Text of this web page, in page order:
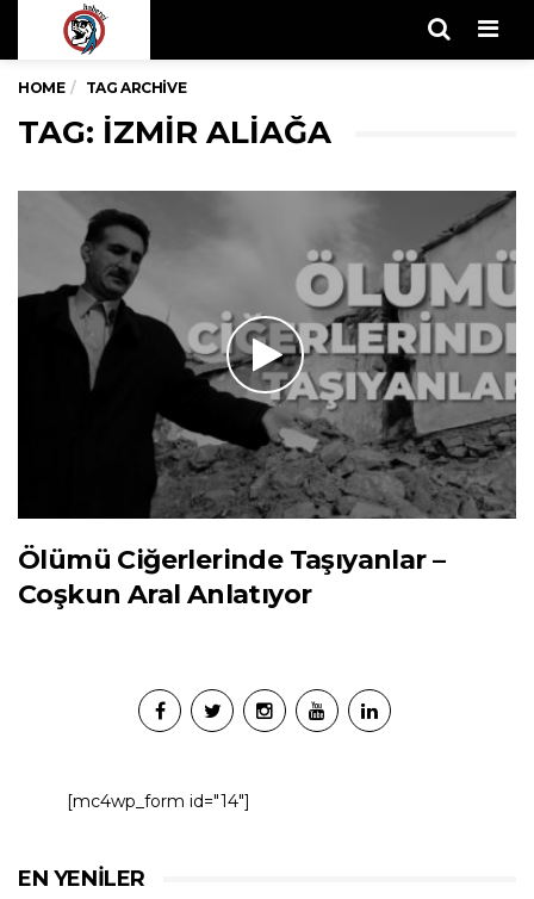
HOME TAG ARCHIVE
TAG: IZMIR ALIAĞA
Ölümü Ciğerlerinde Taşıyanlar –
Coşkun Aral Anlatıyor
[mc4wp_form id="14"]
EN YENILER